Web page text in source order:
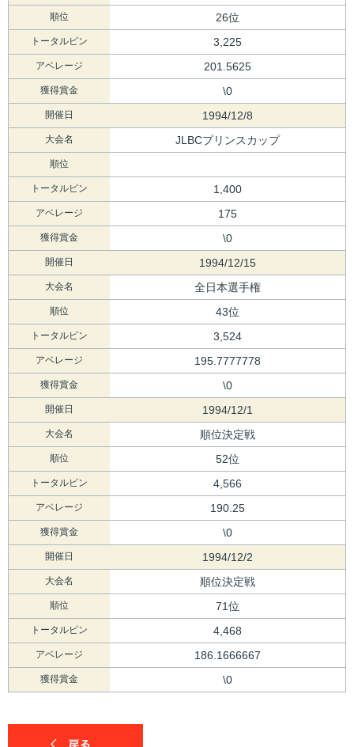
順位 26位
トータルピン 3,225
アベレージ 201.5625
獲得賞金 \0
開催日 1994/12/8
大会名 JLBCプリンスカップ
順位
トータルピン 1,400
アベレージ 175
獲得賞金 \0
開催日 1994/12/15
大会名 全日本選手権
順位 43位
トータルピン 3,524
アベレージ 195.7777778
獲得賞金 \0
開催日 1994/12/1
大会名 順位決定戦
順位 52位
トータルピン 4,566
アベレージ 190.25
獲得賞金 \0
開催日 1994/12/2
大会名 順位決定戦
順位 71位
トータルピン 4,468
アベレージ 186.1666667
獲得賞金 \0